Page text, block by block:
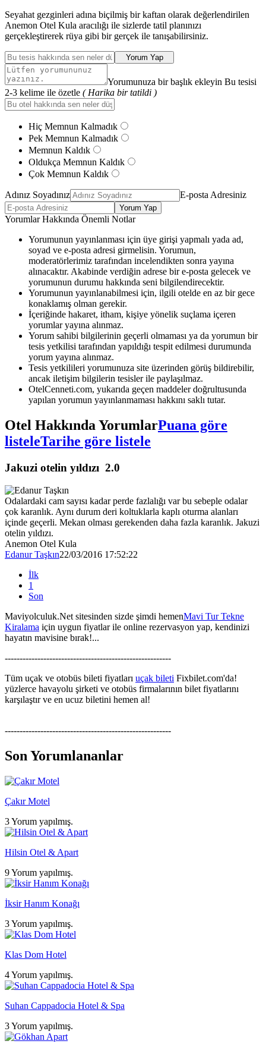
Seyahat gezginleri adına biçilmiş bir kaftan olarak değerlendirilen
Anemon Otel Kula aracılığı ile sizlerde tatil planınızı
gerçekleştirerek rüya gibi bir gerçek ile tanışabilirsiniz.
Yorum Yap
Yorumunuza bir başlık ekleyin Bu tesisi
2-3 kelime ile özetle ( Harika bir tatildi )
Hiç Memnun Kalmadık
Pek Memnun Kalmadık
Memnun Kaldık
Oldukça Memnun Kaldık
Çok Memnun Kaldık
Adınız Soyadınız E-posta Adresiniz
Yorum Yap
Yorumlar Hakkında Önemli Notlar
Yorumunun yayınlanması için üye girişi yapmalı yada ad,
soyad ve e-posta adresi girmelisin. Yorumun,
moderatörlerimiz tarafından incelendikten sonra yayına
alınacaktır. Akabinde verdiğin adrese bir e-posta gelecek ve
yorumunun durumu hakkında seni bilgilendirecektir.
Yorumunun yayınlanabilmesi için, ilgili otelde en az bir gece
konaklamış olman gerekir.
İçeriğinde hakaret, itham, kişiye yönelik suçlama içeren
yorumlar yayına alınmaz.
Yorum sahibi bilgilerinin geçerli olmaması ya da yorumun bir
tesis yetkilisi tarafından yapıldığı tespit edilmesi durumunda
yorum yayına alınmaz.
Tesis yetkilileri yorumunuza site üzerinden görüş bildirebilir,
ancak iletişim bilgilerin tesisler ile paylaşılmaz.
OtelCenneti.com, yukarıda geçen maddeler doğrultusunda
yapılan yorumun yayınlanmaması hakkını saklı tutar.
Otel Hakkında YorumlarPuana göre
listeleTarihe göre listele
Jakuzi otelin yıldızı 2.0
Odalardaki cam sayısı kadar perde fazlalığı var bu sebeple odalar
çok karanlık. Aynı durum deri koltuklarla kaplı oturma alanları
içinde geçerli. Mekan olması gerekenden daha fazla karanlık. Jakuzi
otelin yıldızı.
Anemon Otel Kula
Edanur Taşkın22/03/2016 17:52:22
İlk
1
Son
Maviyolculuk.Net sitesinden sizde şimdi hemenMavi Tur Tekne
Kiralama için uygun fiyatlar ile online rezervasyon yap, kendinizi
hayatın mavisine bırak!...
--------------------------------------------------------
Tüm uçak ve otobüs bileti fiyatları uçak bileti Fixbilet.com'da!
yüzlerce havayolu şirketi ve otobüs firmalarının bilet fiyatlarını
karşılaştır ve en ucuz biletini hemen al!
--------------------------------------------------------
Son Yorumlananlar
Çakır Motel
3 Yorum yapılmış.
Hilsin Otel & Apart
9 Yorum yapılmış.
İksir Hanım Konağı
3 Yorum yapılmış.
Klas Dom Hotel
4 Yorum yapılmış.
Suhan Cappadocia Hotel & Spa
3 Yorum yapılmış.